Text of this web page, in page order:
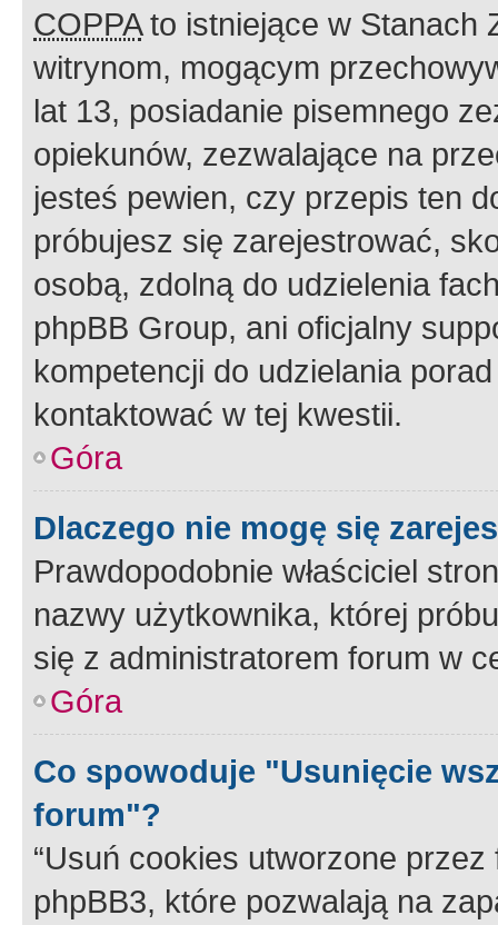
COPPAto istniejące w Stanach
witrynom, mogącym
lat 13, posiadanie pisemnego
opiekunów, zezwalające na
jesteś pewien, czy przepis ten
próbujesz się zarejestrować,
osobą, zdolną do udzielenia
phpBB Group, ani oficjalny
kompetencji do udzielania
kontaktować w tej kwestii.
Góra
Dlaczego nie mogę się
Prawdopodobnie właściciel
nazwy użytkownika, której
się z administratorem forum w
Góra
Co spowoduje "Usunięcie
forum"?
“Usuń cookies utworzone
phpBB3, które pozwalają na